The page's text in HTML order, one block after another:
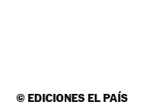
©EDICIONES EL PAÍS